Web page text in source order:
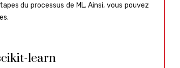
du processus de ML. Ainsi, vous pouvez
learn